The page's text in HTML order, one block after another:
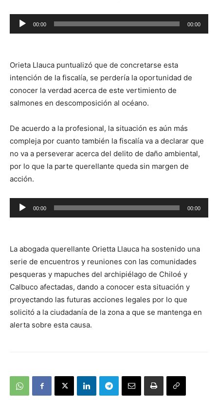
Reproductor
de
00:00 00:00
Orieta Llauca puntualizó que de concretarse esta
intención de la fiscalía, se perdería la oportunidad de
conocer la verdad acerca de este vertimiento de
salmones en descomposición al océano.
De acuerdo a la profesional, la situación es aún más
compleja por cuanto también la fiscalía va a declarar que
no va a perseverar acerca del delito de daño ambiental,
por lo que la parte querellante queda sin margen de
acción.
Reproductor
de
00:00 00:00
La abogada querellante Orietta Llauca ha sostenido una
serie de encuentros y reuniones con las comunidades
pesqueras y mapuches del archipiélago de Chiloé y
Calbuco afectadas, dando a conocer esta situación y
proyectando las futuras acciones legales por lo que
solicitó a la ciudadanía de la zona a que se mantenga en
alerta sobre esta causa.